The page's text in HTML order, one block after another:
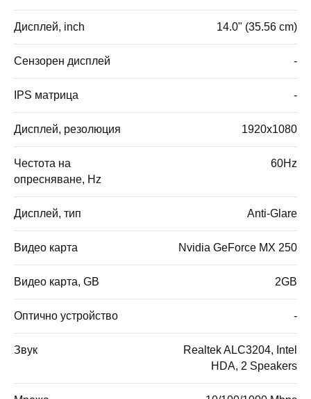
Дисплей, inch 14.0" (35.56 cm)
Сензорен дисплей -
IPS матрица -
Дисплей, резолюция 1920x1080
Честота на
опресняване, Hz
60Hz
Дисплей, тип Anti-Glare
Видео карта Nvidia GeForce MX 250
Видео карта, GB 2GB
Оптично устройство -
Звук
Realtek ALC3204, Intel
HDA, 2 Speakers